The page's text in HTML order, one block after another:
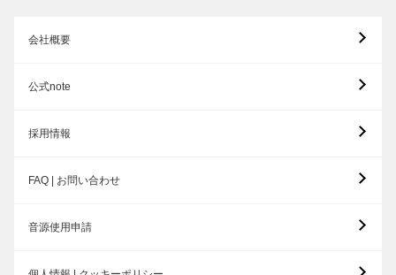
会社概要
公式note
採用情報
FAQ | お問い合わせ
音源使用申請